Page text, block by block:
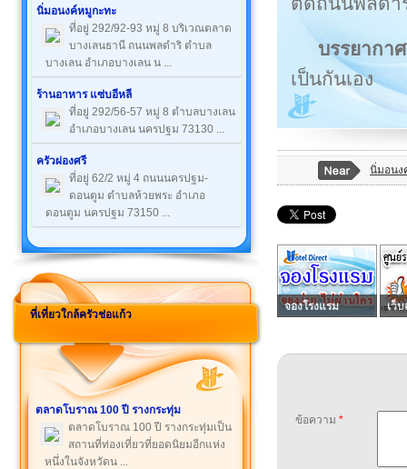
นิ่มอนงค์หมูกะทะ
ที่อยู่ 292/92-93 หมู่ 8 บริเวณตลาด
บางเลนธานี ถนนพลดำริ ตำบล
บางเลน อำเภอบางเลน น ...
ร้านอาหาร แซ่บอีหลี
ที่อยู่ 292/56-57 หมู่ 8 ตำบลบางเลน
อำเภอบางเลน นครปฐม 73130 ...
ครัวผ่องศรี
ที่อยู่ 62/2 หมู่ 4 ถนนนครปฐม-
ดอนตูม ตำบลห้วยพระ อำเภอ
ดอนตูม นครปฐม 73150 ...
ที่เที่ยวใกล้ครัวช่อแก้ว
ตลาดโบราณ 100 ปี รางกระทุ่ม
ตลาดโบราณ 100 ปี รางกระทุ่มเป็น
สถานที่ท่องเที่ยวที่ยอดนิยมอีกแห่ง
หนึ่งในจังหวัดน ...
บรรยากาศ
เป็นกันเอง
นิ่มอนง
จองโรงแรม เว็บ
ข้อความ *